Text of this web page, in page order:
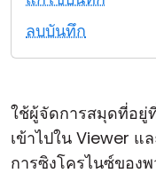
ลบบันทึก
ใช้ผู้จัดการสมุดที่อยู่
เข้าไปใน Viewer
การซิงโครไนซ์ของ
คลาวด์ & ออน-พรีมิส